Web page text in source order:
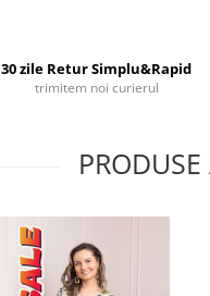
30 zile Retur Simplu&Rapid
trimitem noi curierul